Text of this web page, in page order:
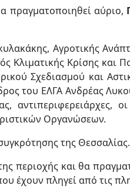
πραγματοποιηθεί αύριο,
Αγροτικής
Κρίσης και
Σχεδιασμού και
του ΕΛΓΑ Ανδρέας
οι
Οργανώσεων.
της Θεσσαλίας.
περιοχής και θα
έχουν πληγεί από τις